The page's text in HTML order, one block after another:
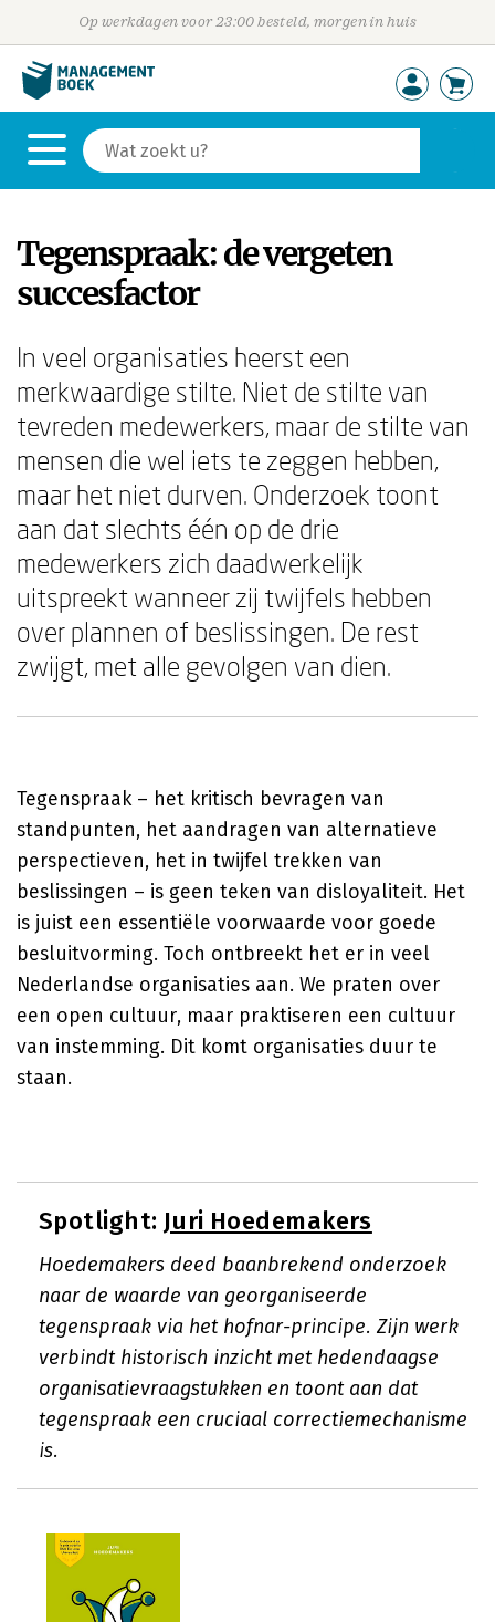
Op werkdagen voor 23:00 besteld, morgen in huis
Tegenspraak: de vergeten
succesfactor
In veel organisaties heerst een
merkwaardige stilte. Niet de stilte van
tevreden medewerkers, maar de stilte van
mensen die wel iets te zeggen hebben,
maar het niet durven. Onderzoek toont
aan dat slechts één op de drie
medewerkers zich daadwerkelijk
uitspreekt wanneer zij twijfels hebben
over plannen of beslissingen. De rest
zwijgt, met alle gevolgen van dien.
Tegenspraak – het kritisch bevragen van
standpunten, het aandragen van alternatieve
perspectieven, het in twijfel trekken van
beslissingen – is geen teken van disloyaliteit. Het
is juist een essentiële voorwaarde voor goede
besluitvorming. Toch ontbreekt het er in veel
Nederlandse organisaties aan. We praten over
een open cultuur, maar praktiseren een cultuur
van instemming. Dit komt organisaties duur te
staan.
Spotlight: Juri Hoedemakers
Hoedemakers deed baanbrekend onderzoek
naar de waarde van georganiseerde
tegenspraak via het hofnar-principe. Zijn werk
verbindt historisch inzicht met hedendaagse
organisatievraagstukken en toont aan dat
tegenspraak een cruciaal correctiemechanisme
is.